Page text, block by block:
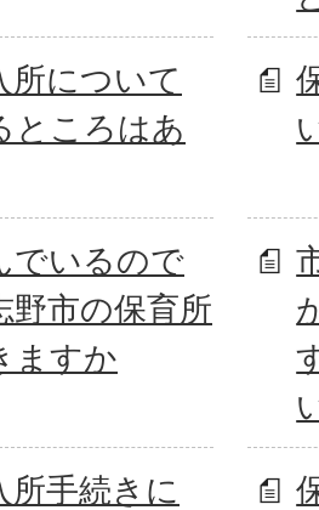
所について
ところはあ
でいるので
野市の保育所
ますか
所手続きに